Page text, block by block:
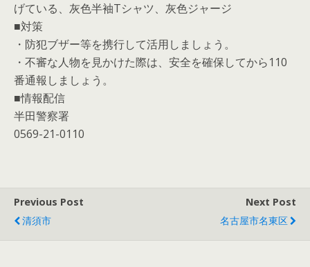
げている、灰色半袖Tシャツ、灰色ジャージ
■対策
・防犯ブザー等を携行して活用しましょう。
・不審な人物を見かけた際は、安全を確保してから110
番通報しましょう。
■情報配信
半田警察署
0569-21-0110
Previous Post
清須市
Next Post
名古屋市名東区